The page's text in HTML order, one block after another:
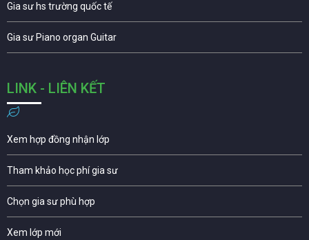
Gia sư hs trường quốc tế
Gia sư Piano organ Guitar
LINK - LIÊN KẾT
Xem hợp đồng nhận lớp
Tham khảo học phí gia sư
Chọn gia sư phù hợp
Xem lớp mới